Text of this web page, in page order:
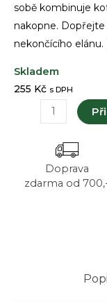
sobě kombinuje
nakopne. Dopřejte
nekončícího elánu.
255 Kč s DPH
Energie
dodání
Doprava
zdarma od